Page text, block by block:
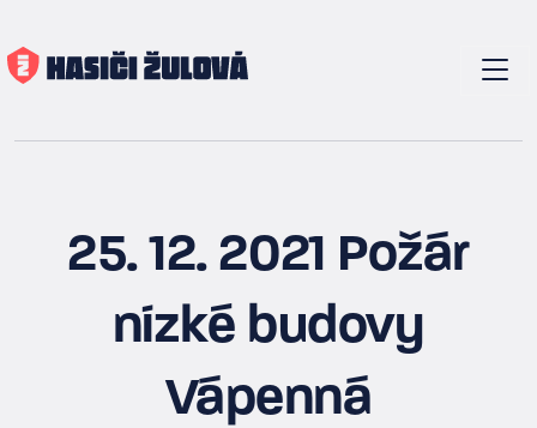
25. 12. 2021 Požár
nízké budovy
Vápenná